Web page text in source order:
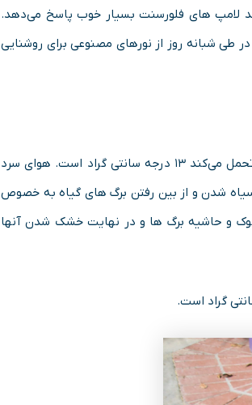
لامپ های فلورسنت بسیار خوب پاسخ می‌دهد.
طی شبانه روز از نورهای مصنوعی برای روشنایی
دمای 18_27 درجه سانتی گراد برای رشد این گیاه مناسب است. حداقل دمایی که تحمل می‌کند ۱۳ درجه سانتی گراد است. هوای سرد
شدن و از بین رفتن برگ های گیاه به خصوص
و حاشیه برگ ها و در نهایت خشک شدن آنها